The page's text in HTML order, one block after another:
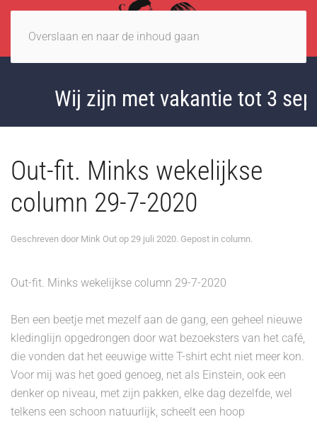
Overslaan en naar de inhoud gaan
Wij zijn met vakantie tot 3
Out-fit. Minks wekelijkse
column 29-7-2020
Geschreven door Mink Out op 29 juli 2020. Gepost in column.
Out-fit. Minks wekelijkse column 29-7-2020
Ben een beetje met mezelf aan de gang, een geheel nieuwe
kledinglijn opgedrongen door wat bezoeksters van het café,
die vonden dat het eeuwige witte T-shirt echt niet meer kon.
Voor mij was het goed genoeg, net als Einstein, ook een
denker op niveau, met zijn pakken, elke dag dezelfde, wel
telkens een schoon natuurlijk, scheelt een hoop